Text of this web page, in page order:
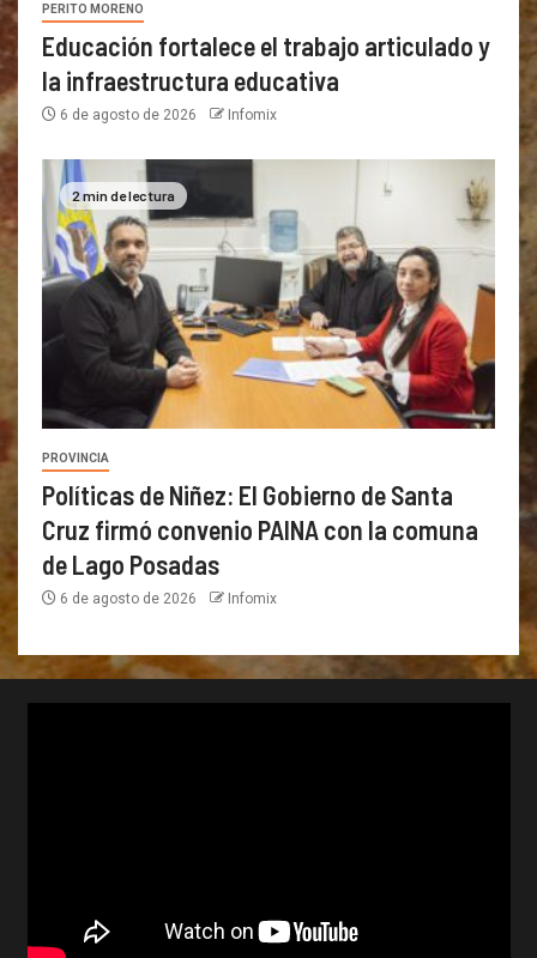
PERITO MORENO
Educación fortalece el trabajo articulado y
la infraestructura educativa
6 de agosto de 2026 Infomix
2 min de lectura
PROVINCIA
Políticas de Niñez: El Gobierno de Santa
Cruz firmó convenio PAINA con la comuna
de Lago Posadas
6 de agosto de 2026 Infomix